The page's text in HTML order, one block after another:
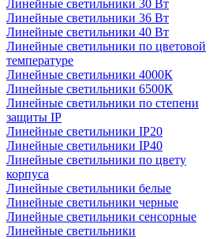
Линейные светильники 30 Вт
Линейные светильники 36 Вт
Линейные светильники 40 Вт
Линейные светильники по цветовой
температуре
Линейные светильники 4000К
Линейные светильники 6500К
Линейные светильники по степени
защиты IP
Линейные светильники IP20
Линейные светильники IP40
Линейные светильники по цвету
корпуса
Линейные светильники белые
Линейные светильники черные
Линейные светильники сенсорные
Линейные светильники